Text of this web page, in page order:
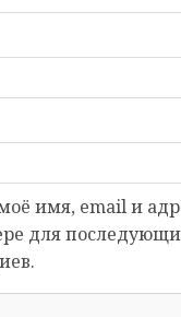
имя, email и
для